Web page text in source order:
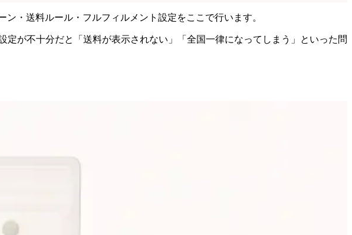
・送料ルール・フルフィルメント設定をここで行います。
が不十分だと「送料が表示されない」「全国一律になってしまう」といった問